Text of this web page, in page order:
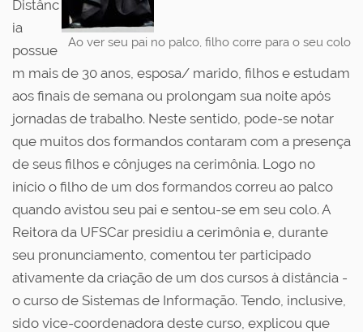
Ao ver seu pai no palco, filho corre para o seu colo
Distânc
ia
possue
m mais de 30 anos, esposa/ marido, filhos e estudam
aos finais de semana ou prolongam sua noite após
jornadas de trabalho. Neste sentido, pode-se notar
que muitos dos formandos contaram com a presença
de seus filhos e cônjuges na cerimônia. Logo no
início o filho de um dos formandos correu ao palco
quando avistou seu pai e sentou-se em seu colo. A
Reitora da UFSCar presidiu a cerimônia e, durante
seu pronunciamento, comentou ter participado
ativamente da criação de um dos cursos à distância -
o curso de Sistemas de Informação. Tendo, inclusive,
sido vice-coordenadora deste curso, explicou que